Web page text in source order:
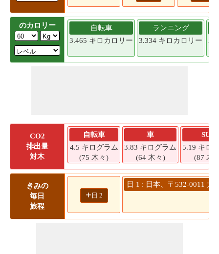
のカロリー
自転車
3.465 キロカロリー
ランニング
3.334 キロカロリー
CO2
排出量
対木
自転車
4.5 キログラム
(75 木々)
車
3.83 キログラム
(64 木々)
SUV
5.19 キロ
(87 木
きみの
毎日
旅程
+ 日 2
日 1 : 日本、〒532-0011